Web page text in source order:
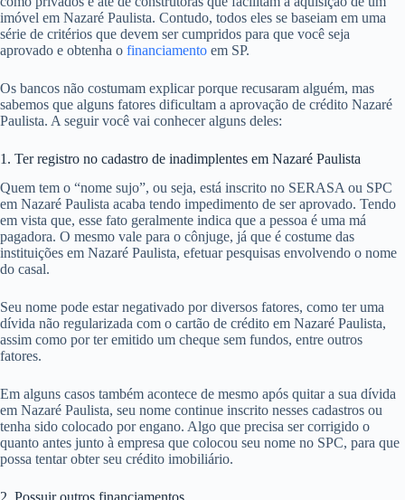
imóvel em Nazaré Paulista. Contudo, todos eles se baseiam em uma
série de critérios que devem ser cumpridos para que você seja
aprovado e obtenha o financiamento em SP.
Os bancos não costumam explicar porque recusaram alguém, mas
sabemos que alguns fatores dificultam a aprovação de crédito Nazaré
Paulista. A seguir você vai conhecer alguns deles:
1. Ter registro no cadastro de inadimplentes em Nazaré Paulista
Quem tem o “nome sujo”, ou seja, está inscrito no SERASA ou SPC
em Nazaré Paulista acaba tendo impedimento de ser aprovado. Tendo
em vista que, esse fato geralmente indica que a pessoa é uma má
pagadora. O mesmo vale para o cônjuge, já que é costume das
instituições em Nazaré Paulista, efetuar pesquisas envolvendo o nome
do casal.
Seu nome pode estar negativado por diversos fatores, como ter uma
dívida não regularizada com o cartão de crédito em Nazaré Paulista,
assim como por ter emitido um cheque sem fundos, entre outros
fatores.
Em alguns casos também acontece de mesmo após quitar a sua dívida
em Nazaré Paulista, seu nome continue inscrito nesses cadastros ou
tenha sido colocado por engano. Algo que precisa ser corrigido o
quanto antes junto à empresa que colocou seu nome no SPC, para que
possa tentar obter seu crédito imobiliário.